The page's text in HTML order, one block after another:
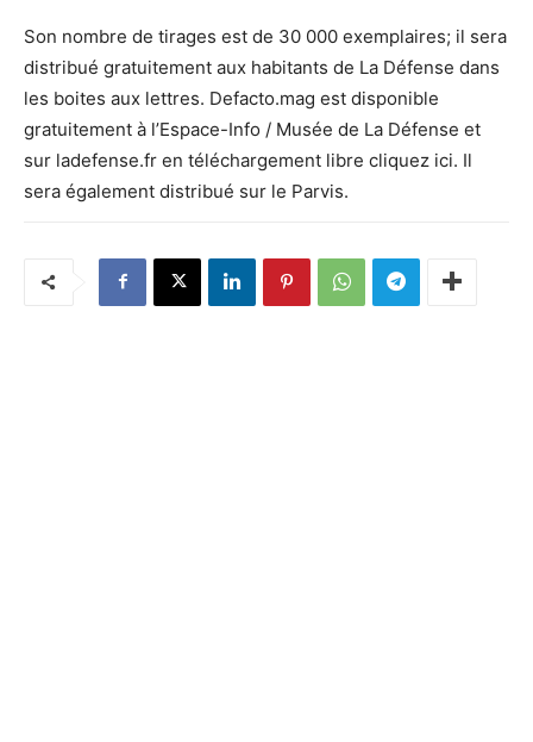
Son nombre de tirages est de 30 000 exemplaires; il sera
distribué gratuitement aux habitants de La Défense dans
les boites aux lettres. Defacto.mag est disponible
gratuitement à l’Espace-Info / Musée de La Défense et
sur ladefense.fr en téléchargement libre cliquez ici. Il
sera également distribué sur le Parvis.